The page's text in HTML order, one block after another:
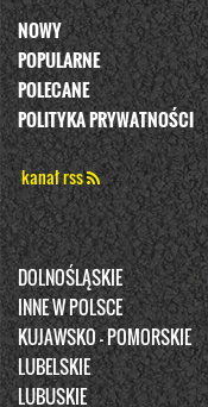
NOWY
POPULARNE
POLECANE
POLITYKA PRYWATNOŚCI
kanał rss
DOLNOŚLĄSKIE
INNE W POLSCE
KUJAWSKO - POMORSKIE
LUBELSKIE
LUBUSKIE